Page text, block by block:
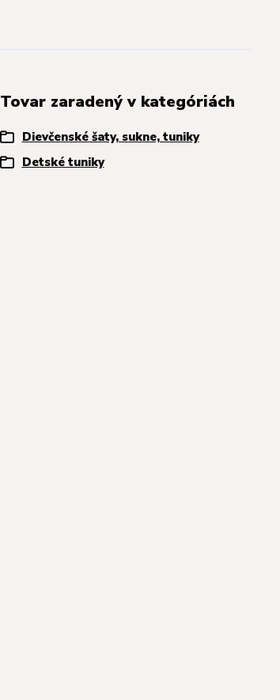
Tovar zaradený v kategóriách
Dievčenské šaty, sukne, tuniky
Detské tuniky